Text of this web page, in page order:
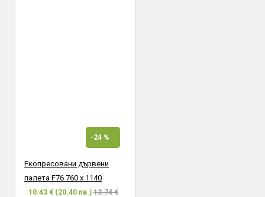
-24 %
Екопресовани дървени
палета F76 760 х 1140
10.43 € (20.40 лв.) 13.74 €